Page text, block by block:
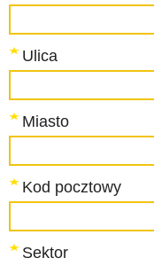
Ulica
Miasto
Kod pocztowy
Sektor